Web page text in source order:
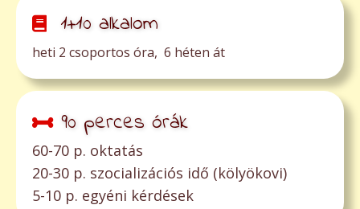
1+10 alkalom
heti 2 csoportos óra, 6 héten át
90 perces órák
60-70 p. oktatás
20-30 p. szocializációs idő (kölyökovi)
5-10 p. egyéni kérdések